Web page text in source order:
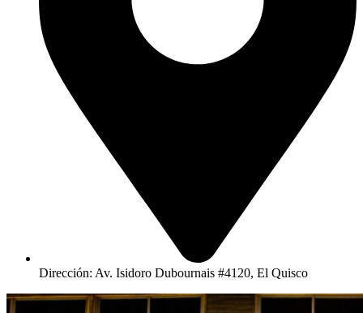
Dirección: Av. Isidoro Dubournais #4120, El Quisco